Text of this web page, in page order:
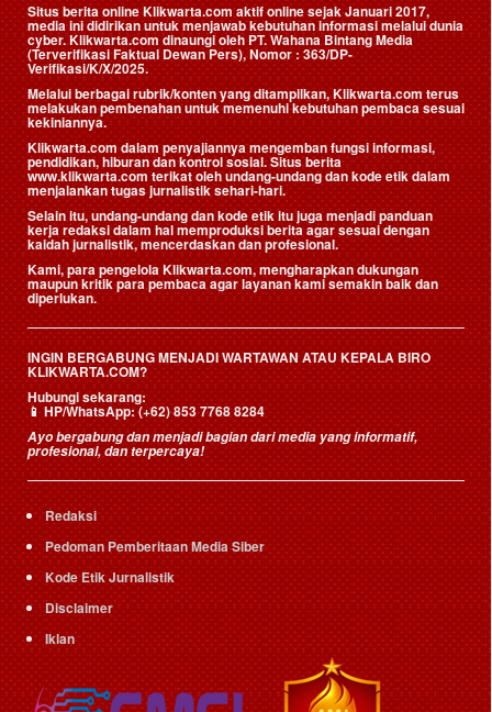
Situs berita online Klikwarta.com aktif online sejak Januari 2017,
media ini didirikan untuk menjawab kebutuhan informasi melalui dunia
cyber. Klikwarta.com dinaungi oleh PT. Wahana Bintang Media
(Terverifikasi Faktual Dewan Pers), Nomor : 363/DP-
Verifikasi/K/X/2025.
Melalui berbagai rubrik/konten yang ditampilkan, Klikwarta.com terus
melakukan pembenahan untuk memenuhi kebutuhan pembaca sesuai
kekiniannya.
Klikwarta.com dalam penyajiannya mengemban fungsi informasi,
pendidikan, hiburan dan kontrol sosial. Situs berita
www.klikwarta.com terikat oleh undang-undang dan kode etik dalam
menjalankan tugas jurnalistik sehari-hari.
Selain itu, undang-undang dan kode etik itu juga menjadi panduan
kerja redaksi dalam hal memproduksi berita agar sesuai dengan
kaidah jurnalistik, mencerdaskan dan profesional.
Kami, para pengelola Klikwarta.com, mengharapkan dukungan
maupun kritik para pembaca agar layanan kami semakin baik dan
diperlukan.
INGIN BERGABUNG MENJADI WARTAWAN ATAU KEPALA BIRO
KLIKWARTA.COM?
Hubungi sekarang:
📱HP/WhatsApp:(+62) 853 7768 8284
Ayo bergabung dan menjadi bagian dari media yang informatif,
profesional, dan terpercaya!
Redaksi
Pedoman Pemberitaan Media Siber
Kode Etik Jurnalistik
Disclaimer
Iklan